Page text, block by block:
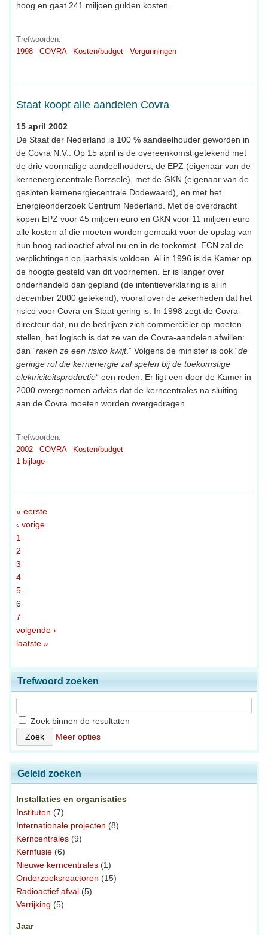
hoog en gaat 241 miljoen gulden kosten.
Trefwoorden:
1998
COVRA Kosten/budget Vergunningen
Staat koopt alle aandelen Covra
15 april 2002
De Staat der Nederland is 100 % aandeelhouder geworden in
de Covra N.V.. Op 15 april is de overeenkomst getekend met
de drie voormalige aandeelhouders; de EPZ (eigenaar van de
kernenergiecentrale Borssele), met de GKN (eigenaar van de
gesloten kernenergiecentrale Dodewaard), en met het
Energieonderzoek Centrum Nederland. Met de overdracht
kopen EPZ voor 45 miljoen euro en GKN voor 11 miljoen euro
alle kosten af die moeten worden gemaakt voor de opslag van
hun hoog radioactief afval nu en in de toekomst. ECN zal de
verplichtingen op jaarbasis voldoen. Al in 1996 is de Kamer op
de hoogte gesteld van dit voornemen. Er is langer over
onderhandeld dan gepland (de intentieverklaring is al in
december 2000 getekend), vooral over de zekerheden dat het
risico voor Covra en Staat gering is. In 1998 zegt de Covra-
directeur dat, nu de bedrijven zich commerciëler op moeten
stellen, het logisch is dat ze van de Covra-aandelen afwillen:
dan “raken ze een risico kwijt.” Volgens de minister is ook “de
geringe rol die kernenergie zal spelen bij de toekomstige
elektriciteitsproductie“ een reden. Er ligt een door de Kamer in
2000 overgenomen advies dat de kerncentrales na sluiting
aan de Covra moeten worden overgedragen.
Trefwoorden:
2002
COVRA
Kosten/budget
1 bijlage
« eerste
‹ vorige
1
2
3
4
5
6
7
volgende ›
laatste »
Trefwoord zoeken
Zoek binnen de resultaten
Meer opties
Geleid zoeken
Installaties en organisaties
Instituten (7)
Internationale projecten (8)
Kerncentrales (9)
Kernfusie (6)
Nieuwe kerncentrales (1)
Onderzoeksreactoren (15)
Radioactief afval (5)
Verrijking (5)
Jaar